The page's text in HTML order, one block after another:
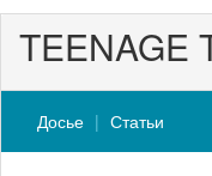
TEENAGE
Досье Статьи